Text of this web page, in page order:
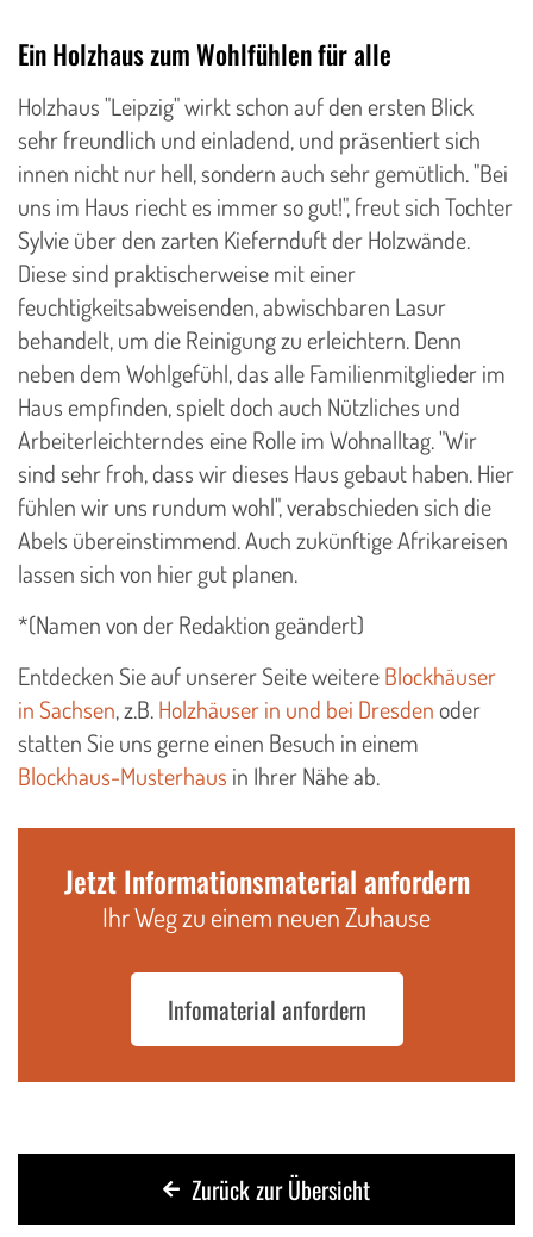
Ein Holzhaus zum Wohlfühlen für alle
Holzhaus "Leipzig" wirkt schon auf den ersten Blick
sehr freundlich und einladend, und präsentiert sich
innen nicht nur hell, sondern auch sehr gemütlich. "Bei
uns im Haus riecht es immer so gut!", freut sich Tochter
Sylvie über den zarten Kiefernduft der Holzwände.
Diese sind praktischerweise mit einer
feuchtigkeitsabweisenden, abwischbaren Lasur
behandelt, um die Reinigung zu erleichtern. Denn
neben dem Wohlgefühl, das alle Familienmitglieder im
Haus empfinden, spielt doch auch Nützliches und
Arbeiterleichterndes eine Rolle im Wohnalltag. "Wir
sind sehr froh, dass wir dieses Haus gebaut haben. Hier
fühlen wir uns rundum wohl", verabschieden sich die
Abels übereinstimmend. Auch zukünftige Afrikareisen
lassen sich von hier gut planen.
*​(Namen von der Redaktion geändert)
Entdecken Sie auf unserer Seite weitereBlockhäuser
in Sachsen, z.B.Holzhäuser in und bei Dresden oder
statten Sie uns gerne einen Besuch in einem
Blockhaus-Musterhaus in Ihrer Nähe ab.
Jetzt Informationsmaterial anfordern
Ihr Weg zu einem neuen Zuhause
Infomaterial anfordern
Zurück zur Übersicht